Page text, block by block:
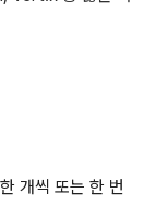
개씩 또는 한 번